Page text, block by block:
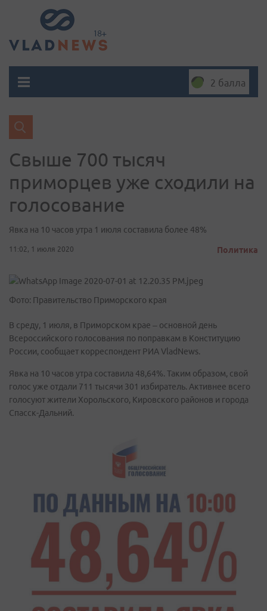
2 балла
Свыше 700 тысяч
приморцев уже сходили на
голосование
Явка на 10 часов утра 1 июля составила более 48%
11:02, 1 июля 2020 Политика
Фото: Правительство Приморского края
В среду, 1 июля, в Приморском крае – основной день
Всероссийского голосования по поправкам в Конституцию
России, сообщает корреспондент РИА VladNews.
Явка на 10 часов утра составила 48,64%. Таким образом, свой
голос уже отдали 711 тысячи 301 избиратель. Активнее всего
голосуют жители Хорольского, Кировского районов и города
Спасск-Дальний.